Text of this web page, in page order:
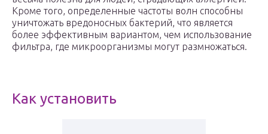
Кроме того, определенные частоты волн способны
уничтожать вредоносных бактерий, что является
более эффективным вариантом, чем использование
фильтра, где микроорганизмы могут размножаться.
Как установить